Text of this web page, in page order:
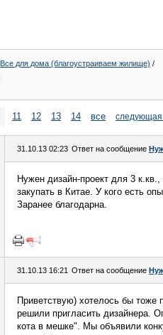
Все для дома (благоустраиваем жилище) /
11 12 13 14 все следующая
31.10.13 02:23 Ответ на сообщение
Нужен дизайн-проект для 3
закупать в Китае. У кого есть
Заранее благодарна.
31.10.13 16:21 Ответ на сообщение
Приветствую) хотелось бы тоже
решили пригласить дизайнера.
кота в мешке". Мы объявили